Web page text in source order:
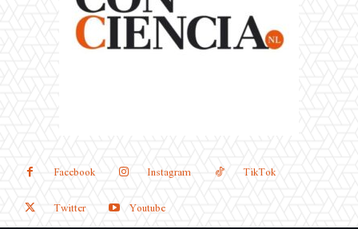
Facebook Instagram
TikTok
Twitter
Youtube